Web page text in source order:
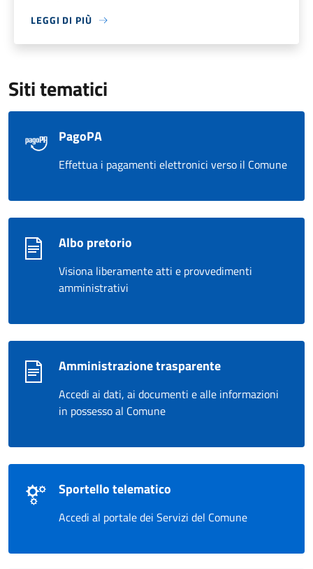
LEGGI DI PIÙ
Siti tematici
PagoPA
Effettua i pagamenti elettronici verso il Comune
Albo pretorio
Visiona liberamente atti e provvedimenti
amministrativi
Amministrazione trasparente
Accedi ai dati, ai documenti e alle informazioni
in possesso al Comune
Sportello telematico
Accedi al portale dei Servizi del Comune